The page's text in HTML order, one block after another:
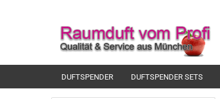
DUFTSPENDER DUFTSPENDER SETS